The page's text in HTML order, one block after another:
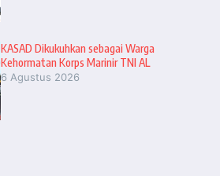
KASAD Dikukuhkan sebagai Warga
Kehormatan Korps Marinir TNI AL
6 Agustus 2026